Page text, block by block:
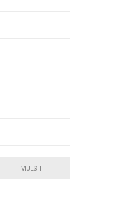
VIJESTI